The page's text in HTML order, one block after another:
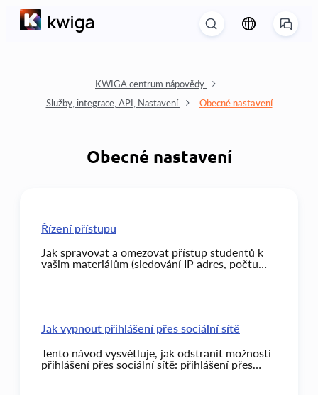
KWIGA centrum nápovědy
Služby, integrace, API, Nastavení
Obecné nastavení
Obecné nastavení
Řízení přístupu
Jak spravovat a omezovat přístup studentů k
vašim materiálům (sledování IP adres, počtu
Jak vypnout přihlášení přes sociální sítě
Tento návod vysvětluje, jak odstranit možnosti
přihlášení přes sociální sítě: přihlášení přes